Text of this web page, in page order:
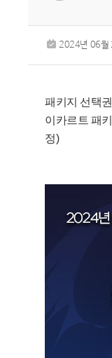
2024년 06월
패키지 선택
이카르트 패
정)